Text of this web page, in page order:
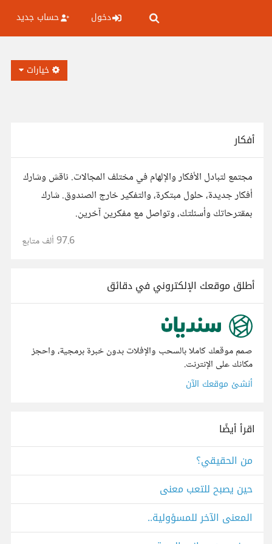
دخول حساب جديد
خيارات
أفكار
مجتمع لتبادل الأفكار والإلهام في مختلف المجالات. ناقش وشارك
أفكار جديدة، حلول مبتكرة، والتفكير خارج الصندوق. شارك
بمقترحاتك وأسئلتك، وتواصل مع مفكرين آخرين.
97.6 ألف متابع
أطلق موقعك الإلكتروني في دقائق
صمم موقعك كاملا بالسحب والإفلات بدون خبرة برمجية، واحجز
مكانك على الإنترنت.
أنشئ موقعك الآن
اقرأ أيضًا
من الحقيقي؟
حين يصبح للتعب معنى
المعنى الآخر للمسؤولية..